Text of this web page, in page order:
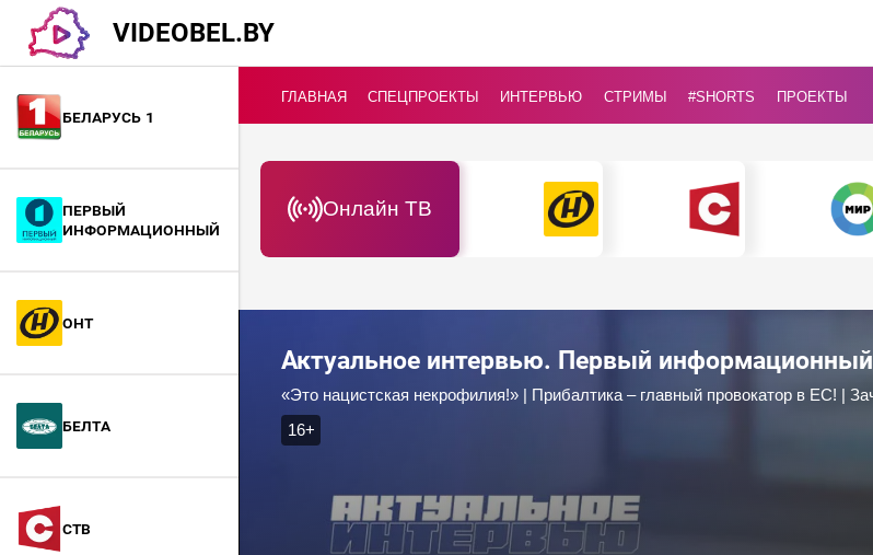
VIDEOBEL.BY
Беларусь 1
Первый
информационный
ОНТ
БелТА
СТВ
ГЛАВНАЯ СПЕЦПРОЕКТЫ ИНТЕРВЬЮ СТРИМЫ #Shorts ПРОЕКТЫ
Онлайн ТВ
Актуальное интервью. Первый информационный
16+